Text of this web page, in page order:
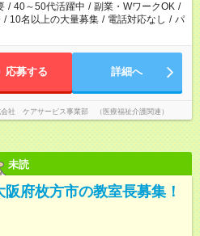
/ 40～50代活躍中 / 副業・WワークOK /
/ 10名以上の大量募集 / 電話対応なし / パ
応募する 詳細へ
会社 ケアサービス事業部 （医療福祉介護関連）
未読
府枚方市の教室長募集！